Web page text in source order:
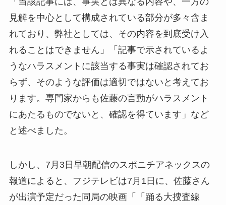
見解を中心として構成されている部分が多々含ま
れており、弊社としては、その内容を到底受け入
れることはできません」「記事で示されているよ
うなハラスメントに該当する事実は確認されてお
らず、そのような評価は適切ではないと考えてお
ります。専門家からも佐藤の言動がハラスメント
にあたるものでないと、確認を得ています」など
と述べました。
しかし、7月3日早朝配信のスポニチアネックスの
報道によると、フジテレビは7月1日に、佐藤さん
が出演予定だった同局の映画「「踊る大捜査線